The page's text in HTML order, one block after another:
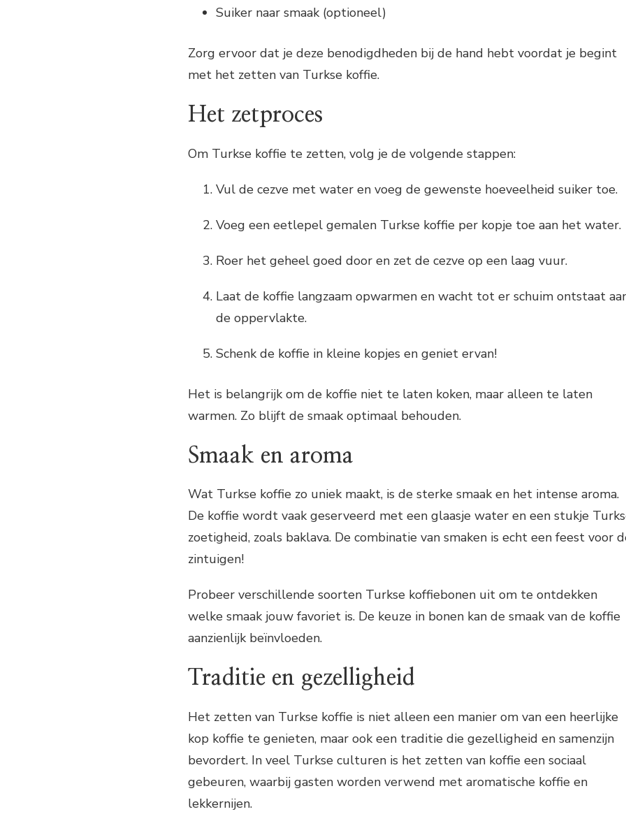
Suiker naar smaak (optioneel)
Zorg ervoor dat je deze benodigdheden bij de hand hebt voordat je begint
met het zetten van Turkse koffie.
Het zetproces
Om Turkse koffie te zetten, volg je de volgende stappen:
Vul de cezve met water en voeg de gewenste hoeveelheid suiker toe.
Voeg een eetlepel gemalen Turkse koffie per kopje toe aan het water.
Roer het geheel goed door en zet de cezve op een laag vuur.
Laat de koffie langzaam opwarmen en wacht tot er schuim ontstaat
de oppervlakte.
Schenk de koffie in kleine kopjes en geniet ervan!
Het is belangrijk om de koffie niet te laten koken, maar alleen te laten
warmen. Zo blijft de smaak optimaal behouden.
Smaak en aroma
Wat Turkse koffie zo uniek maakt, is de sterke smaak en het intense aroma.
De koffie wordt vaak geserveerd met een glaasje water en een stukje
zoetigheid, zoals baklava. De combinatie van smaken is echt een feest voor
zintuigen!
Probeer verschillende soorten Turkse koffiebonen uit om te ontdekken
welke smaak jouw favoriet is. De keuze in bonen kan de smaak van de koffie
aanzienlijk beïnvloeden.
Traditie en gezelligheid
Het zetten van Turkse koffie is niet alleen een manier om van een heerlijke
kop koffie te genieten, maar ook een traditie die gezelligheid en samenzijn
bevordert. In veel Turkse culturen is het zetten van koffie een sociaal
gebeuren, waarbij gasten worden verwend met aromatische koffie en
lekkernijen.